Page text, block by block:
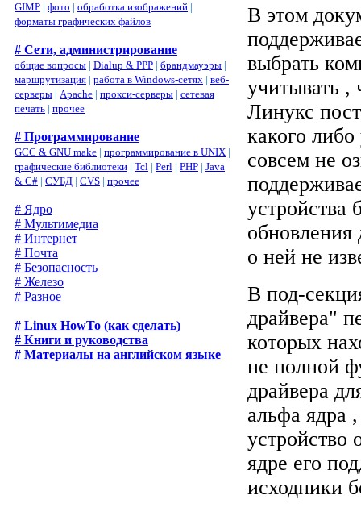
GIMP | фото | обработка изображений |
форматы графических файлов
# Сети, администрирование
общие вопросы | Dialup & PPP | брандмауэры |
маршрутизация | работа в Windows-сетях | веб-
серверы | Apache | прокси-серверы | сетевая
печать | прочее
# Программирование
GCC & GNU make | программирование в UNIX |
графические библиотеки | Tcl | Perl | PHP | Java
& C# | СУБД | CVS | прочее
# Ядро
# Мультимедиа
# Интернет
# Почта
# Безопасность
# Железо
# Разное
# Linux HowTo (как сделать)
# Книги и руководства
# Материалы на английском языке
В этом
выбрать
учитывать ,
Линукс
какого
совсем не
устройства
обновления
о ней не
В под-
драйвера"
которых
не полной
драйвера
альфа ядра
устройство
ядре его
исходники